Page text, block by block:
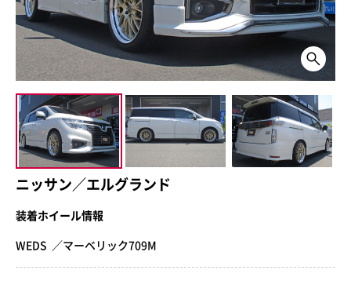
ニッサン／エルグランド
装着ホイール情報
WEDS ／マーベリック709M